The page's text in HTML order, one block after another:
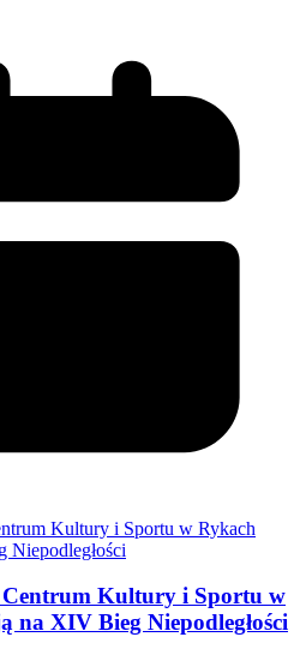
Kultury i Sportu w
na XIV Bieg Niepodległości